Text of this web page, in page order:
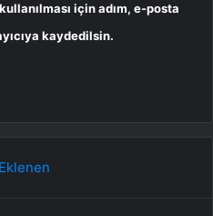
için adım, e-posta
kaydedilsin.